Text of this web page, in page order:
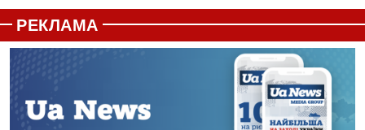
РЕКЛАМА